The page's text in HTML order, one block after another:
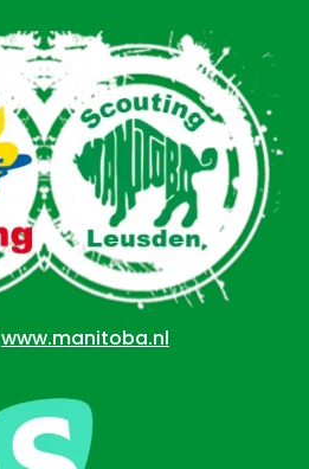
www.manitoba.nl